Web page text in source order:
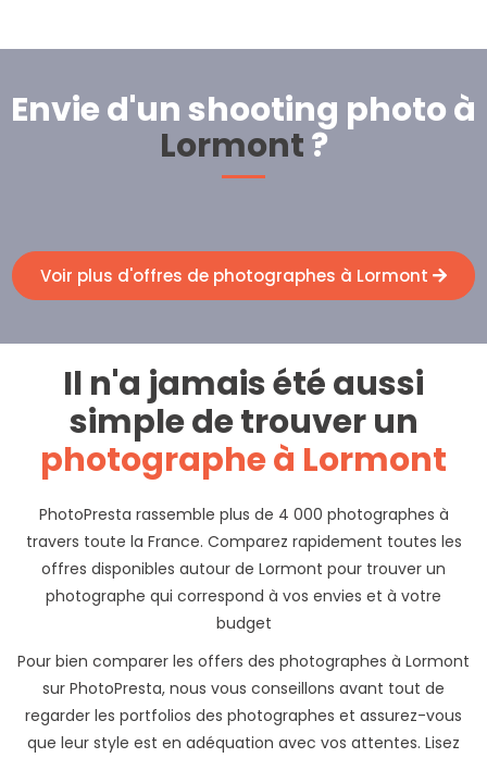
Envie d'un shooting photo à
Lormont?
Voir plus d'offres de photographes à Lormont
Il n'a jamais été aussi
simple de trouver un
photographe à Lormont
PhotoPresta rassemble plus de 4 000 photographes à
travers toute la France. Comparez rapidement toutes les
offres disponibles autour de Lormont pour trouver un
photographe qui correspond à vos envies et à votre
budget
Pour bien comparer les offers des photographes à Lormont
sur PhotoPresta, nous vous conseillons avant tout de
regarder les portfolios des photographes et assurez-vous
que leur style est en adéquation avec vos attentes. Lisez